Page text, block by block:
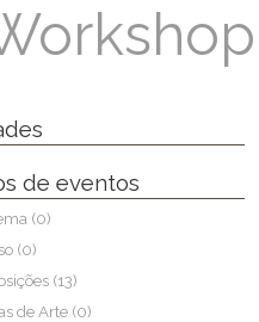
de eventos
(0)
(0)
(13)
de Arte (0)